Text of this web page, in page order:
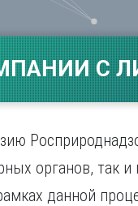
С
органов, так
данной